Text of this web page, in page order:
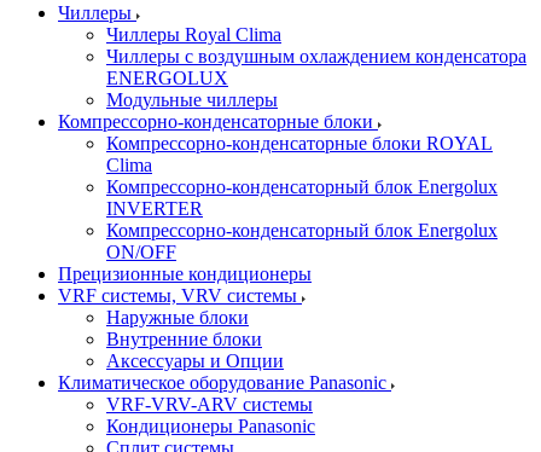
Чиллеры
Чиллеры Royal Clima
Чиллеры с воздушным охлаждением конденсатора
ENERGOLUX
Модульные чиллеры
Компрессорно-конденсаторные блоки
Компрессорно-конденсаторные блоки ROYAL
Clima
Компрессорно-конденсаторный блок Energolux
INVERTER
Компрессорно-конденсаторный блок Energolux
ON/OFF
Прецизионные кондиционеры
VRF системы, VRV системы
Наружные блоки
Внутренние блоки
Аксессуары и Опции
Климатическое оборудование Panasonic
VRF-VRV-ARV системы
Кондиционеры Panasonic
Сплит системы